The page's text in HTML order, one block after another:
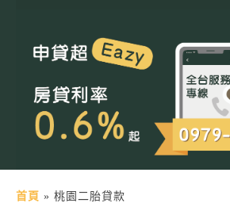
土地二胎申貸
房屋二胎申貸
軍公教貸款
土地貸款
首頁 » 桃園二胎貸款